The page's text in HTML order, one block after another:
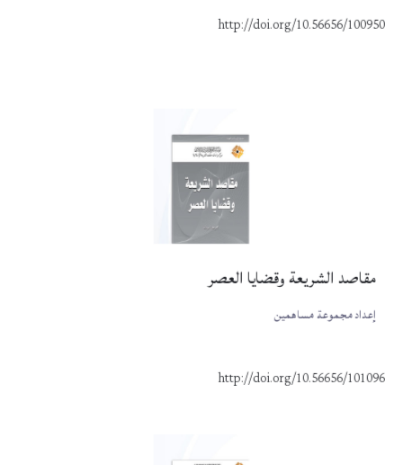
http://doi.org/10.56656/100950
مقاصد الشريعة وقضايا العصر
إعداد مجموعة مساهمين
http://doi.org/10.56656/101096